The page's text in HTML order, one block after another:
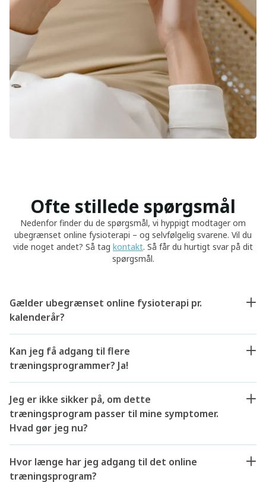
Ofte stillede spørgsmål
Nedenfor finder du de spørgsmål, vi hyppigt modtager om
ubegrænset online fysioterapi – og selvfølgelig svarene. Vil du
vide noget andet? Så tag kontakt. Så får du hurtigt svar på dit
spørgsmål.
Gælder ubegrænset online fysioterapi pr.
kalenderår?
Kan jeg få adgang til flere
træningsprogrammer? Ja!
Jeg er ikke sikker på, om dette
træningsprogram passer til mine symptomer.
Hvad gør jeg nu?
Hvor længe har jeg adgang til det online
træningsprogram?